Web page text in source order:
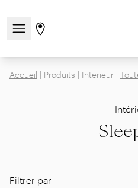
Ouvrir/fermer le menu de
Aller à la page des
Accueil | Produits | Interieur |
Filtrer par